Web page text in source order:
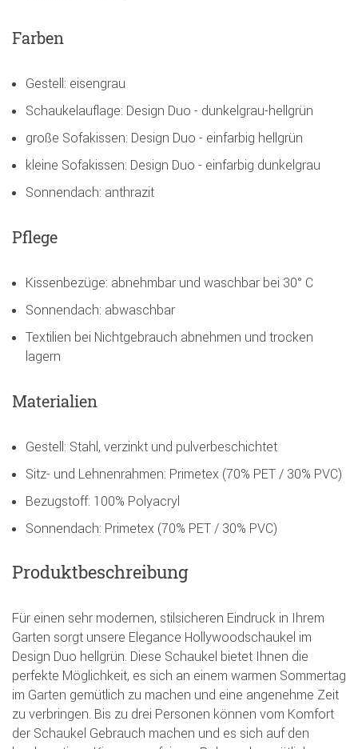
Farben
Gestell: eisengrau
Schaukelauflage: Design Duo - dunkelgrau-hellgrün
große Sofakissen: Design Duo - einfarbig hellgrün
kleine Sofakissen: Design Duo - einfarbig dunkelgrau
Sonnendach: anthrazit
Pflege
Kissenbezüge: abnehmbar und waschbar bei 30° C
Sonnendach: abwaschbar
Textilien bei Nichtgebrauch abnehmen und trocken
lagern
Materialien
Gestell: Stahl, verzinkt und pulverbeschichtet
Sitz- und Lehnenrahmen: Primetex (70% PET / 30% PVC)
Bezugstoff: 100% Polyacryl
Sonnendach: Primetex (70% PET / 30% PVC)
Produktbeschreibung
Für einen sehr modernen, stilsicheren Eindruck in Ihrem
Garten sorgt unsere Elegance Hollywoodschaukel im
Design Duo hellgrün. Diese Schaukel bietet Ihnen die
perfekte Möglichkeit, es sich an einem warmen Sommertag
im Garten gemütlich zu machen und eine angenehme Zeit
zu verbringen. Bis zu drei Personen können vom Komfort
der Schaukel Gebrauch machen und es sich auf den